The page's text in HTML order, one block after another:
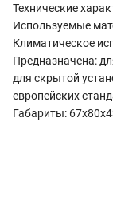
Технические
Используемые
Климатическое
Предназначена:
для скрытой
европейских
Габариты: